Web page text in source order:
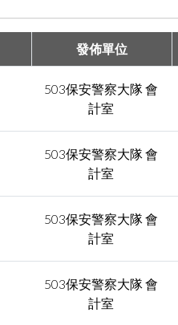
發佈單位
503保安警察大隊 會
計室
503保安警察大隊 會
計室
503保安警察大隊 會
計室
503保安警察大隊 會
計室